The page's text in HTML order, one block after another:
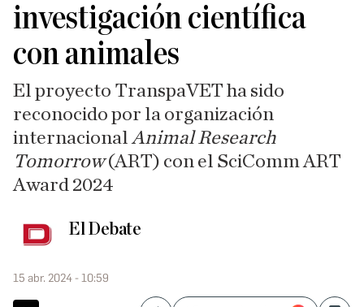
investigación científica
con animales
El proyecto TranspaVET ha sido
reconocido por la organización
internacionalAnimal Research
Tomorrow(ART) con el SciComm ART
Award 2024
El Debate
15 abr. 2024 - 10:59